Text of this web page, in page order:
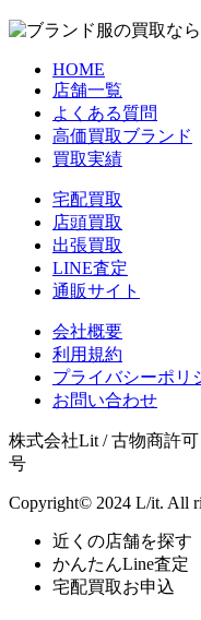
HOME
店舗一覧
よくある質問
高価買取ブランド
買取実績
宅配買取
店頭買取
出張買取
LINE査定
通販サイト
会社概要
利用規約
プライバシーポリ
お問い合わせ
株式会社Lit / 古物商許
号
Copyright© 2024 L/it. All
近くの店舗を探す
かんたんLine査定
宅配買取お申込